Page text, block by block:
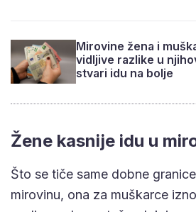
Mirovine žena i
vidljive razlike u
stvari idu na bolje
Žene kasnije idu u
Što se tiče same dobne
mirovinu, ona za muškarce